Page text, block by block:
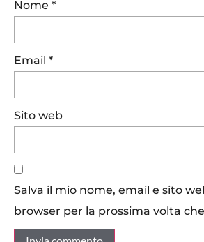
Nome *
Email *
Sito web
Salva il mio nome, email e sito
browser per la prossima volta